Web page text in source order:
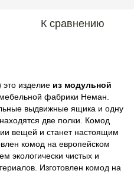
К сравнению
это изделие из модульной
мебельной фабрики Неман.
выдвижные ящика и одну
две полки. Комод
вещей и станет настоящим
комод на европейском
экологически чистых и
Изготовлен комод на